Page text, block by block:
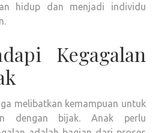
hidup dan menjadi individu
Kegagalan
melibatkan kemampuan untuk
dengan bijak. Anak perlu